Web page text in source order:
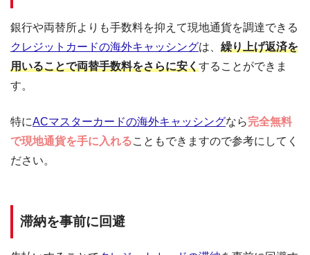
銀行や両替所よりも手数料を抑えて現地通貨を調達できる
クレジットカードの海外キャッシングは、 繰り上げ返済を
用いることで両替手数料をさらに安くすることができま
す。
特にACマスターカードの海外キャッシングなら完全無料
で現地通貨を手に入れることもできますので参考にしてく
ださい。
滞納を事前に回避